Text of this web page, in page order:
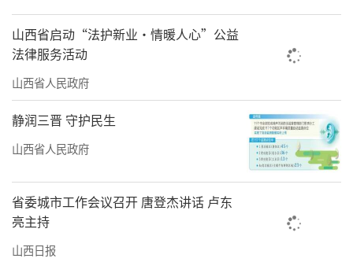
山西省启动“法护新业·情暖人心”公益
法律服务活动
山西省人民政府
静润三晋 守护民生
山西省人民政府
省委城市工作会议召开 唐登杰讲话 卢东
亮主持
山西日报